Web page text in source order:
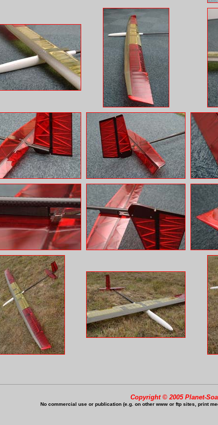
Copyright © 2005 Planet-
No commercial use or publication (e.g. on other www or ftp sites, print